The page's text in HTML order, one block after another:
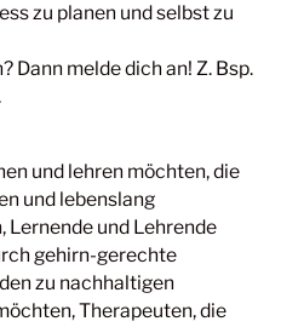
zu planen und selbst zu
Dann melde dich an! Z. Bsp.
und lehren möchten, die
und lebenslang
und Lehrende
gehirn-gerechte
zu nachhaltigen
Therapeuten, die